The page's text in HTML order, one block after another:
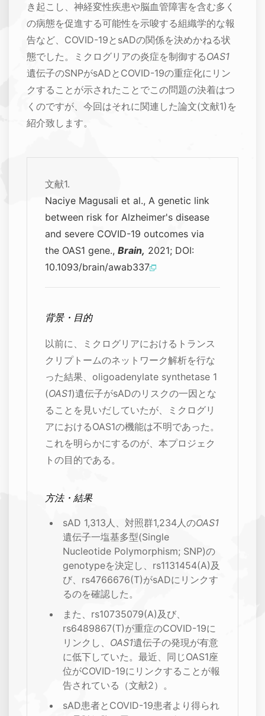
き起こし、神経変性疾患や脳血管障害を含む多く
の病態を促進する可能性を示唆する組織学的な報
告など、COVID-19とsADの関係を決めかねる状
態でした。ミクログリアの炎症を制御するOAS1
遺伝子のSNPがsADとCOVID-19の重症化にリン
クすることが示されたことでこの問題の決着はつ
くのですが、今回はそれに関連した論文(文献1)を
紹介致します。
文献1.
Naciye Magusali et al., A genetic link
between risk for Alzheimer's disease
and severe COVID-19 outcomes via
the OAS1 gene., Brain, 2021; DOI:
10.1093/brain/awab337
背景・目的
以前に、ミクログリアにおけるトランス
クリプトームのネットワーク解析を行な
った結果、oligoadenylate synthetase 1
(OAS1)遺伝子がsADのリスクの一因とな
ることを見いだしていたが、ミクログリ
アにおけるOAS1の機能は不明であった。
これを明らかにするのが、本プロジェク
トの目的である。
方法・結果
sAD 1,313人、対照群1,234人のOAS1
遺伝子一塩基多型(Single
Nucleotide Polymorphism; SNP)の
genotypeを決定し、rs1131454(A)及
び、rs4766676(T)がsADにリンクす
るのを確認した。
また、rs10735079(A)及び、
rs6489867(T)が重症のCOVID-19に
リンクし、 OAS1遺伝子の発現が有意
に低下していた。最近、同じOAS1座
位がCOVID-19にリンクすることが報
告されている（文献2）。
sAD患者とCOVID-19患者より得られ